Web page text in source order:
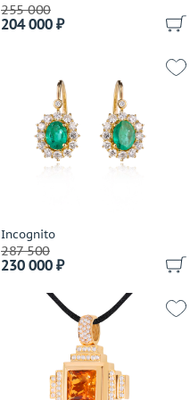
255 000
204 000 ₽
Incognito
287 500
230 000 ₽